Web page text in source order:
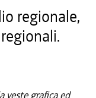
regionale,
veste grafica ed